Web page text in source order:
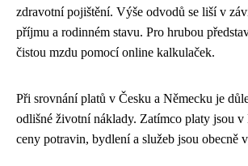
zdravotní pojištění. Výše odvodů se liší v
příjmu a rodinném stavu. Pro hrubou
čistou mzdu pomocí online kalkulaček.
Při srovnání platů v Česku a Německu je
odlišné životní náklady. Zatímco platy jsou
ceny potravin, bydlení a služeb jsou obecně